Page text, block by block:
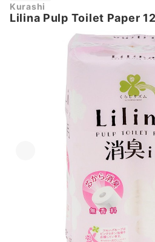
Kurashi
Lilina Pulp Toilet Paper